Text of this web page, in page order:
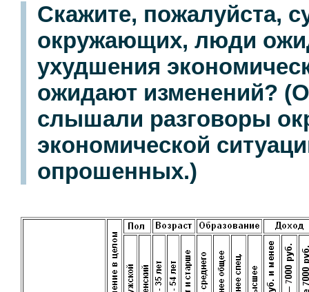
Скажите, пожалуйста,
окружающих, люди
ухудшения
ожидают изменений?
слышали разговоры
экономической
опрошенных.)